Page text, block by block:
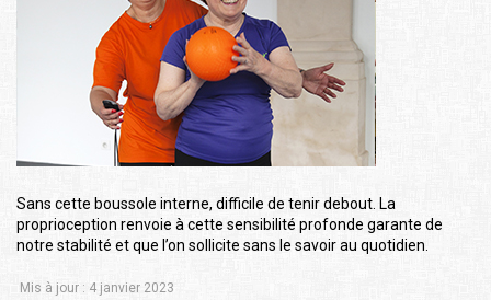
Sans cette boussole interne, difficile de tenir debout. La
proprioception renvoie à cette sensibilité profonde garante de
notre stabilité et que l’on sollicite sans le savoir au quotidien.
Mis à jour : 4 janvier 2023